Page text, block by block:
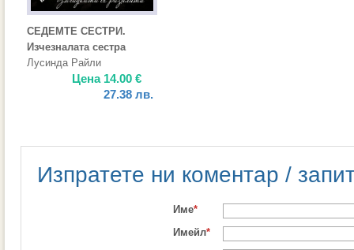
СЕДЕМТЕ СЕСТРИ.
Изчезналата сестра
Лусинда Райли
Цена 14.00 €
27.38 лв.
Изпратете ни коментар /
Име*
Имейл*